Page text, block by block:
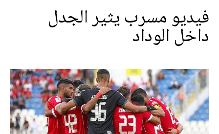
فيديو مسرب يثير الجدل
داخل الوداد